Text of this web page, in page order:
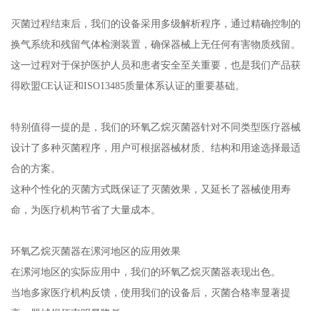
灭菌过程结束后，我们的设备采用多级解析程序，通过精确控制的
换气系统和残留气体检测装置，确保器械上无任何有害物质残留。
这一过程对于保护医护人员和患者安全至关重要，也是我们产品获
得欧盟CE认证和ISO13485质量体系认证的重要基础。
特别值得一提的是，我们的环氧乙烷灭菌器针对不同类型医疗器械
设计了多种灭菌程序，用户可根据器械材质、结构和用途选择最适
合的方案。
这种个性化的灭菌方式既保证了灭菌效果，又延长了器械使用寿
命，为医疗机构节省了大量成本。
环氧乙烷灭菌器在漯河地区的应用效果
在漯河地区的实际应用中，我们的环氧乙烷灭菌器表现出色。
当地多家医疗机构反馈，使用我们的设备后，灭菌合格率显著提